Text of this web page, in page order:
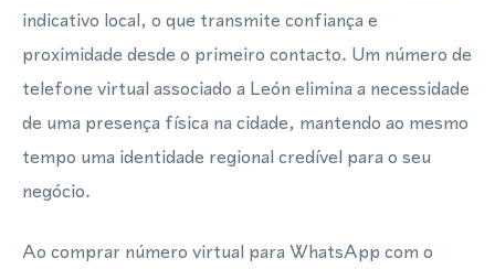
indicativo local, o que transmite confiança e
proximidade desde o primeiro contacto. Um número de
telefone virtual associado a León elimina a necessidade
de uma presença física na cidade, mantendo ao mesmo
tempo uma identidade regional credível para o seu
negócio.
Ao comprar número virtual para WhatsApp com o